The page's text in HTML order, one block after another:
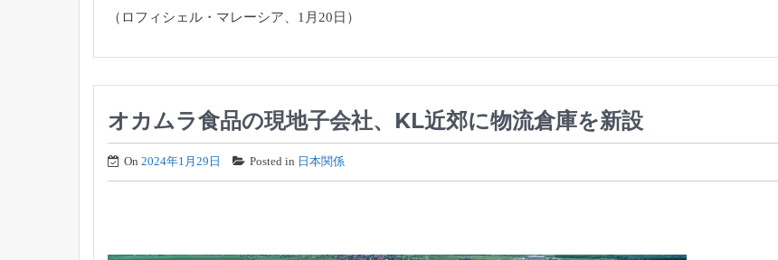
（ロフィシェル・マレーシア、1月20日）
オカムラ食品の現地子会社、KL近郊に物流倉庫を新設
On 2024年1月29日 Posted in 日本関係